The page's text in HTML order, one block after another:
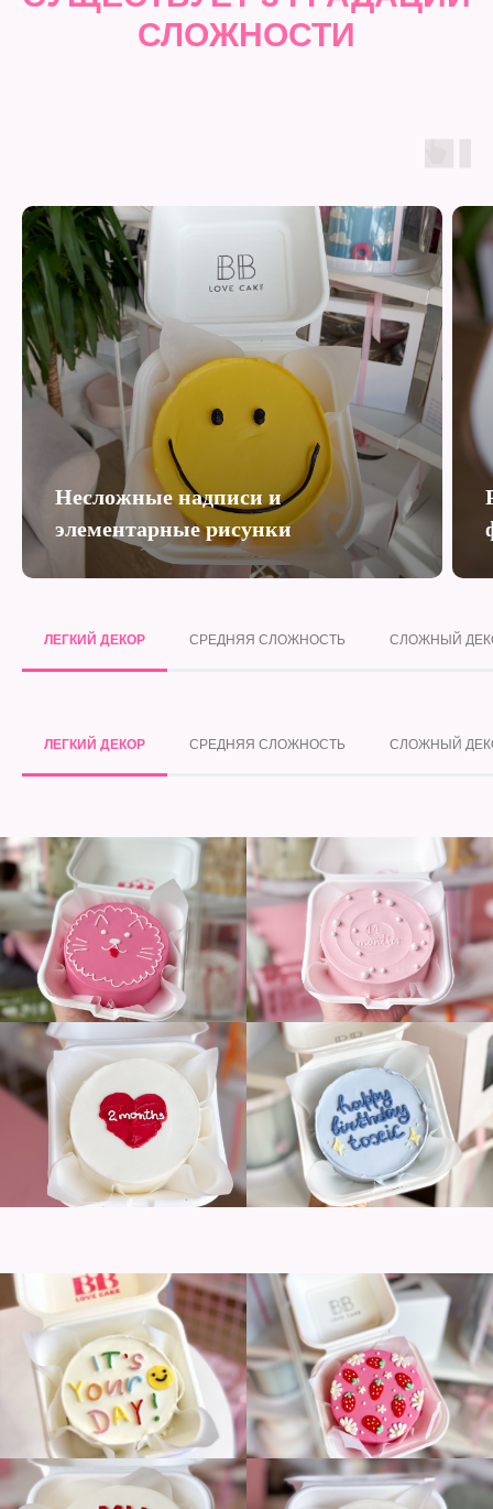
СЛОЖНОСТИ
Несложные надписи и
элементарные рисунки
ЛЕГКИЙ ДЕКОР СРЕДНЯЯ СЛОЖНОСТЬ СЛОЖНЫЙ
ЛЕГКИЙ ДЕКОР СРЕДНЯЯ СЛОЖНОСТЬ СЛОЖНЫЙ